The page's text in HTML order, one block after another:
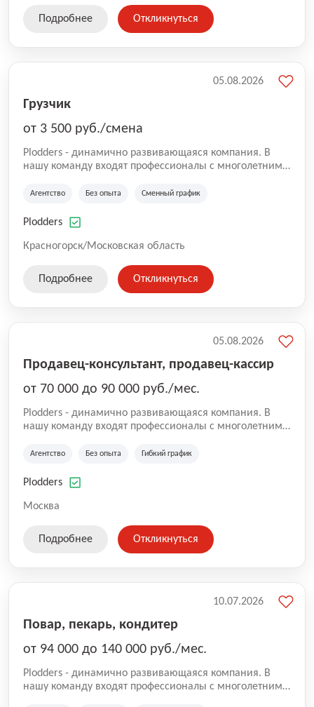
Подробнее Откликнуться
Грузчик
от 3 500 руб./смена
Plodders - динамично развивающаяся компания. В
нашу команду входят профессионалы с многолетним
на рынке аутсорсинга, а накопленный опыт позволяют
оказываемых услуг.
Агентство Без опыта Сменный график
Plodders
Красногорск/Московская область
05.08.2026
Подробнее Откликнуться
Продавец-консультант, продавец-кассир
от 70 000 до 90 000 руб./мес.
Plodders - динамично развивающаяся компания. В
нашу команду входят профессионалы с многолетним
на рынке аутсорсинга, а накопленный опыт позволяют
оказываемых услуг.
Агентство Без опыта Гибкий график
Plodders
Москва
05.08.2026
Подробнее Откликнуться
Повар, пекарь, кондитер
от 94 000 до 140 000 руб./мес.
Plodders - динамично развивающаяся компания. В
нашу команду входят профессионалы с многолетним
10.07.2026